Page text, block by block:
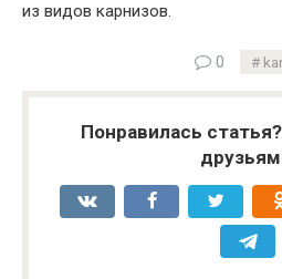
из видов карнизов.
0
Понравилась